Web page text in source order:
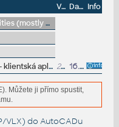
Velikost Datum Info
Free applications and CAD utilities (mostly our freeware & trials)
TeamViewer QuickJoin v15.53 - klientská aplikace pro připojení na webináře firmy ARKANCE (též https://go.teamviewer.com/arksQJ) 22MB 16.5.2024
Můžete ji přímo spustit,
VLX) do AutoCADu